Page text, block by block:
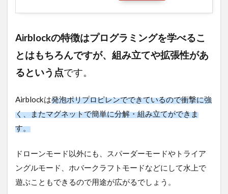
Airblockの特徴はプログラミングを学べるこ
とはもちろんですが、組み立てや拡張性があ
るという点です。
Airblockは発泡ポリプロピレンでできているので衝撃に強
く、またマグネットで簡単に分解・組み立てができま
す。
ドローンモード以外にも、スパーダーモードやトライア
ングルモード、ホバークラフトモードなどにして水上で
遊ぶこともできるので用途が広がるでしょう。